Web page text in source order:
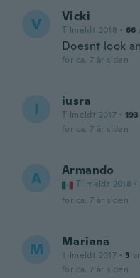
V Vicki
Tilmeldt 2018 · 66
Doesnt look
for ca. 7 år siden
I iusra
Tilmeldt 2017 · 193
for ca. 7 år siden
A Armando
Tilmeldt 2018 ·
for ca. 7 år siden
M Mariana
Tilmeldt 2017 · 3
for ca. 7 år siden